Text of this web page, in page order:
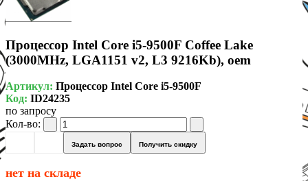
Процессор Intel Core i5-9500F Coffee Lake
(3000MHz, LGA1151 v2, L3 9216Kb), oem
Артикул: Процессор Intel Core i5-9500F
Код: ID24235
по запросу
Кол-во:
Задать вопрос Получить скидку
нет на складе